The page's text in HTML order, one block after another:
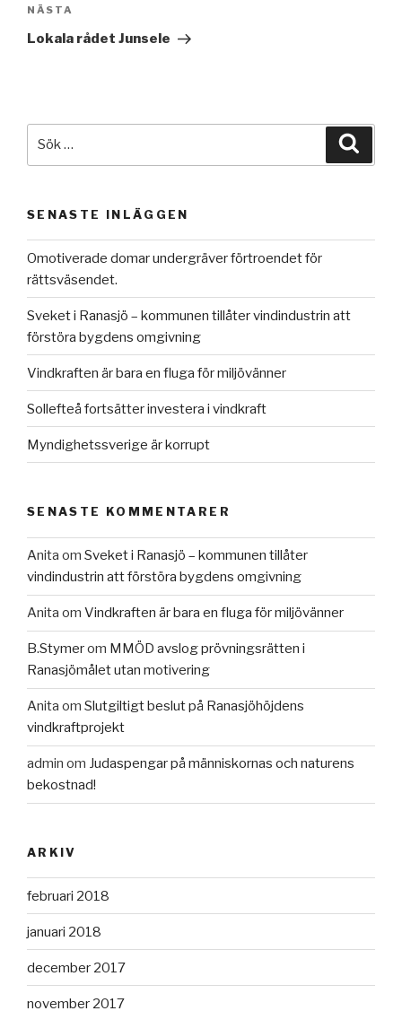
Nästa
inlägg
NÄSTA
Lokala rådet Junsele
SENASTE INLÄGGEN
Omotiverade domar undergräver förtroendet för
rättsväsendet.
Sveket i Ranasjö – kommunen tillåter vindindustrin att
förstöra bygdens omgivning
Vindkraften är bara en fluga för miljövänner
Sollefteå fortsätter investera i vindkraft
Myndighetssverige är korrupt
SENASTE KOMMENTARER
Anita om Sveket i Ranasjö – kommunen tillåter
vindindustrin att förstöra bygdens omgivning
Anita om Vindkraften är bara en fluga för miljövänner
B.Stymerom MMÖD avslog prövningsrätten i
Ranasjömålet utan motivering
Anita om Slutgiltigt beslut på Ranasjöhöjdens
vindkraftprojekt
admin om Judaspengar på människornas och naturens
bekostnad!
ARKIV
februari 2018
januari 2018
december 2017
november 2017